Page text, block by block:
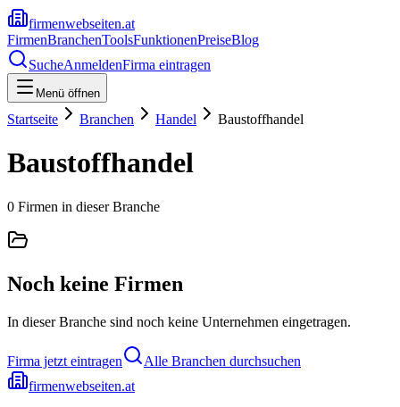
firmenwebseiten.at
FirmenBranchenToolsFunktionenPreiseBlog
SucheAnmeldenFirma eintragen
Menü öffnen
Startseite Branchen Handel Baustoffhandel
Baustoffhandel
0 Firmen in dieser Branche
Noch keine Firmen
In dieser Branche sind noch keine Unternehmen eingetragen.
Firma jetzt eintragen
Alle Branchen durchsuchen
firmenwebseiten.at